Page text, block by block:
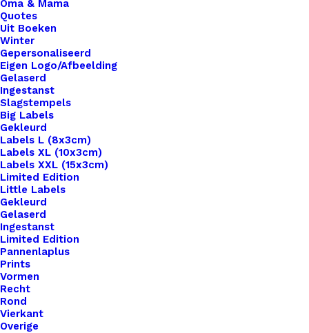
Oma & Mama
Quotes
Uit Boeken
Winter
Gepersonaliseerd
Eigen Logo/Afbeelding
Gelaserd
Ingestanst
Slagstempels
Big Labels
Gekleurd
Labels L (8x3cm)
Labels XL (10x3cm)
Labels XXL (15x3cm)
Limited Edition
Little Labels
Gekleurd
Gelaserd
Ingestanst
Limited Edition
Pannenlaplus
Prints
Vormen
Recht
Rond
Vierkant
Overige
Home Hobby Metalen Vingerring, Voor Bolsteentjes
Metalen Vingerring,
Voor Bolsteentjes
€
16mm deze ringetjes kan je opmaat maken. Voor
plaksteentjes 12 en 20mm.